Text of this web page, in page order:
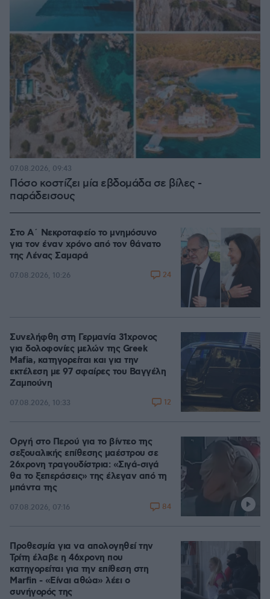
Πόσο κοστίζει μία εβδομάδα σε βίλες -
παράδεισους
07.08.2026, 09:43
Στο Α΄ Νεκροταφείο το μνημόσυνο
για τον έναν χρόνο από τον θάνατο
της Λένας Σαμαρά
07.08.2026, 10:26 24
Συνελήφθη στη Γερμανία 31χρονος
για δολοφονίες μελών της Greek
Mafia, κατηγορείται και για την
εκτέλεση με 97 σφαίρες του Βαγγέλη
Ζαμπούνη
07.08.2026, 10:33 12
Οργή στο Περού για το βίντεο της
σεξουαλικής επίθεσης μαέστρου σε
26χρονη τραγουδίστρια: «Σιγά-σιγά
θα το ξεπεράσεις» της έλεγαν από τη
μπάντα της
07.08.2026, 07:16 84
Προθεσμία για να απολογηθεί την
Τρίτη έλαβε η 46χρονη που
κατηγορείται για την επίθεση στη
Marfin - «Είναι αθώα» λέει ο
συνήγορός της